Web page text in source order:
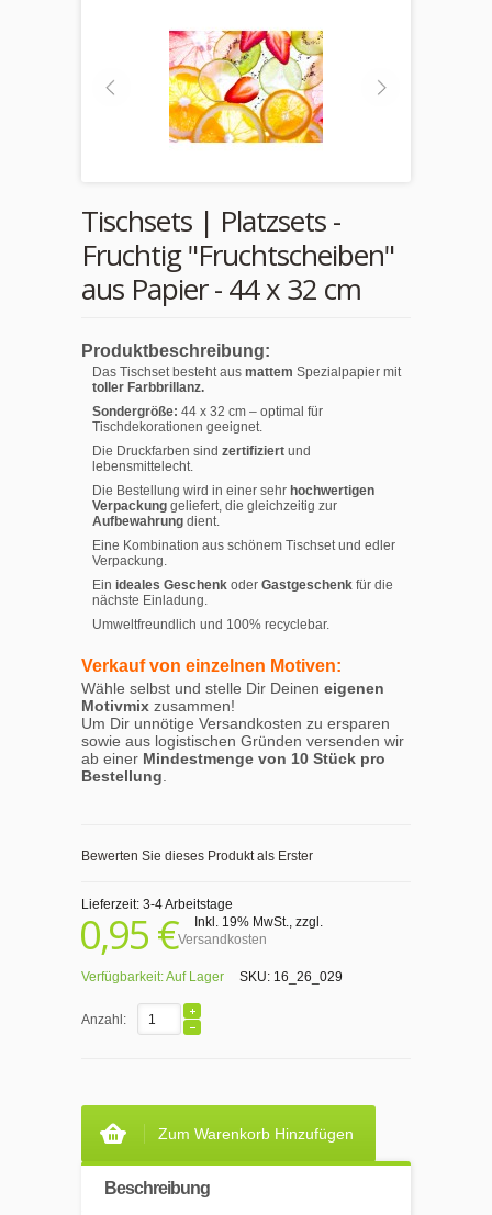
Tischsets | Platzsets -
Fruchtig "Fruchtscheiben"
aus Papier - 44 x 32 cm
Produktbeschreibung:
Das Tischset besteht aus mattem Spezialpapier mit
toller Farbbrillanz.
Sondergröße: 44 x 32 cm – optimal für
Tischdekorationen geeignet.
Die Druckfarben sind zertifiziert und
lebensmittelecht.
Die Bestellung wird in einer sehr hochwertigen
Verpackung geliefert, die gleichzeitig zur
Aufbewahrung dient.
Eine Kombination aus schönem Tischset und edler
Verpackung.
Ein ideales Geschenk oder Gastgeschenk für die
nächste Einladung.
Umweltfreundlich und 100% recyclebar.
Verkauf von einzelnen Motiven:
Wähle selbst und stelle Dir Deinen eigenen
Motivmix zusammen!
Um Dir unnötige Versandkosten zu ersparen
sowie aus logistischen Gründen versenden wir
ab einer Mindestmenge von 10 Stück pro
Bestellung.
Bewerten Sie dieses Produkt als Erster
Lieferzeit: 3-4 Arbeitstage
0,95 € Inkl. 19% MwSt., zzgl.
Versandkosten
Verfügbarkeit:Auf Lager SKU: 16_26_029
Anzahl:
Zum Warenkorb Hinzufügen
Beschreibung